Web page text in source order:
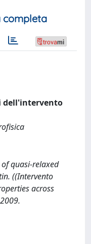
completa
dell'intervento
quasi-relaxed
((Intervento
across